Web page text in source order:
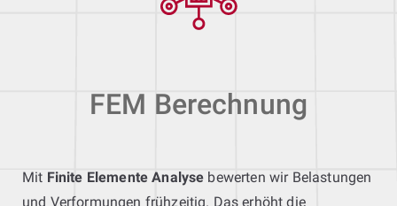
FEM Berechnung
Mit Finite Elemente Analyse bewerten wir Belastungen
und Verformungen frühzeitig. Das erhöht die